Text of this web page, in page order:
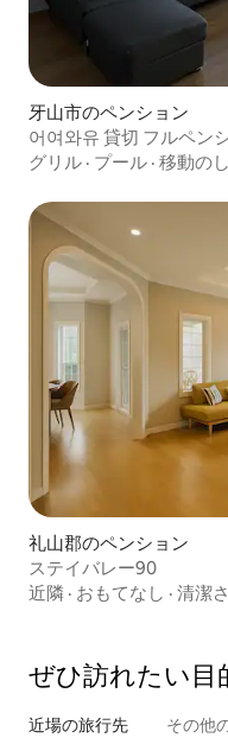
牙山市のペンション
어여와유 貸切 フルペン
グリル · プール · 移動の
礼山郡のペンション
ステイバレー90
近隣 · おもてなし · 清潔さ
ぜひ訪⁠れ⁠た⁠い目⁠
近場の旅行先 その他